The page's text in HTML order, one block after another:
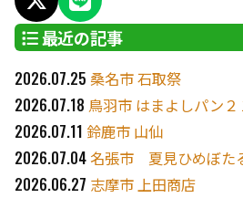
X でシェア
LINEでシェア
最近の記事
2026.07.25 桑名市 石取祭
2026.07.18 鳥羽市 はまよしパン２
2026.07.11 鈴鹿市 山仙
2026.07.04 名張市 夏見ひめぼた
2026.06.27 志摩市 上田商店